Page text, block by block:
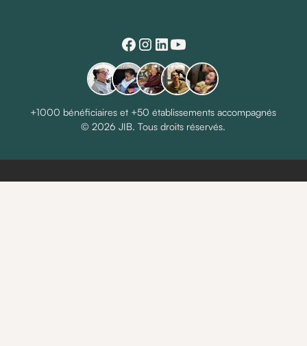
© 2026 JIB. Tous droits réservés.
+1000 bénéficiaires et +50 établissements accompagnés